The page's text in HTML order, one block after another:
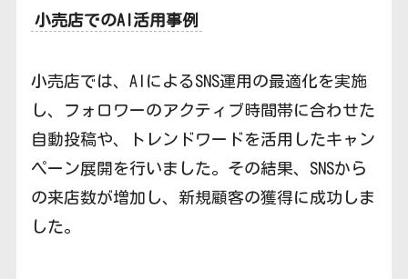
小売店でのAI活用事例
小売店では、AIによるSNS運用の最適化を実施
し、フォロワーのアクティブ時間帯に合わせた
自動投稿や、トレンドワードを活用したキャン
ペーン展開を行いました。その結果、SNSから
の来店数が増加し、新規顧客の獲得に成功しま
した。